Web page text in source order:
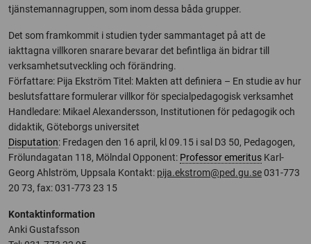
tjänstemannagruppen, som inom dessa båda grupper.
Det som framkommit i studien tyder sammantaget på att de
iakttagna villkoren snarare bevarar det befintliga än bidrar till
verksamhetsutveckling och förändring.
Författare: Pija Ekström Titel: Makten att definiera – En studie av hur
beslutsfattare formulerar villkor för specialpedagogisk verksamhet
Handledare: Mikael Alexandersson, Institutionen för pedagogik och
didaktik, Göteborgs universitet
Disputation: Fredagen den 16 april, kl 09.15 i sal D3 50, Pedagogen,
Frölundagatan 118, Mölndal Opponent: Professor emeritus Karl-
Georg Ahlström, Uppsala Kontakt: pija.ekstrom@ped.gu.se031-773
20 73, fax: 031-773 23 15
Kontaktinformation
Anki Gustafsson